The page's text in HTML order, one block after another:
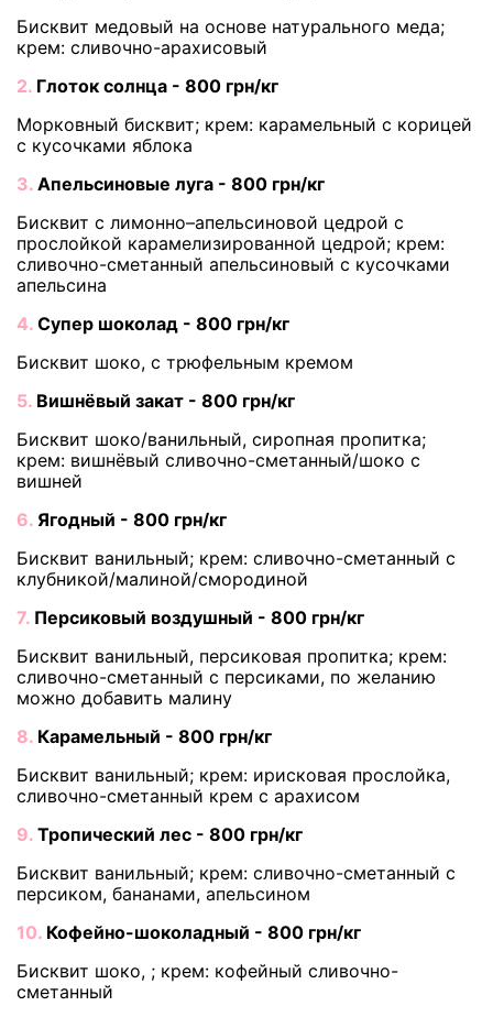
Бисквит медовый на основе натурального меда;
крем: сливочно-арахисовый
2. Глоток солнца - 800 грн/кг
Морковный бисквит; крем: карамельный с корицей
с кусочками яблока
3. Апельсиновые луга - 800 грн/кг
Бисквит с лимонно–апельсиновой цедрой с
прослойкой карамелизированной цедрой; крем:
сливочно-сметанный апельсиновый с кусочками
апельсина
4. Супер шоколад - 800 грн/кг
Бисквит шоко, с трюфельным кремом
5. Вишнёвый закат - 800 грн/кг
Бисквит шоко/ванильный, сиропная пропитка;
крем: вишнёвый сливочно-сметанный/шоко с
вишней
6. Ягодный - 800 грн/кг
Бисквит ванильный; крем: сливочно-сметанный с
клубникой/малиной/смородиной
7. Персиковый воздушный - 800 грн/кг
Бисквит ванильный, персиковая пропитка; крем:
сливочно-сметанный с персиками, по желанию
можно добавить малину
8. Карамельный - 800 грн/кг
Бисквит ванильный; крем: ирисковая прослойка,
сливочно-сметанный крем с арахисом
9. Тропический лес - 800 грн/кг
Бисквит ванильный; крем: сливочно-сметанный с
персиком, бананами, апельсином
10. Кофейно-шоколадный - 800 грн/кг
Бисквит шоко, ; крем: кофейный сливочно-
сметанный